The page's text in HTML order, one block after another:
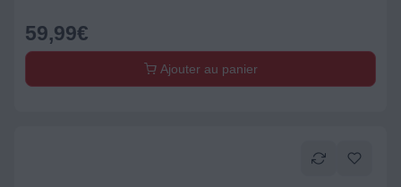
59,99€
Ajouter au panier